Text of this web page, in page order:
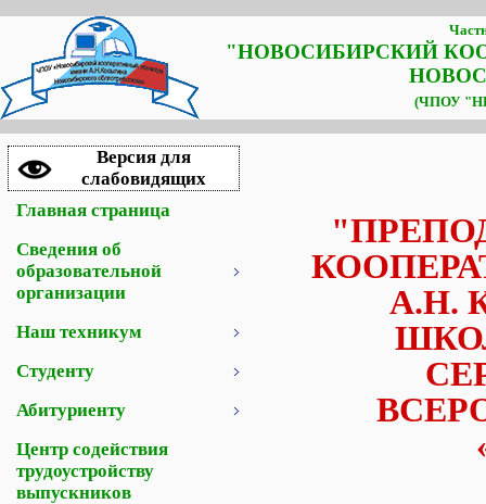
"НОВОСИБИРСКИЙ
(ЧПОУ
Версия для
слабовидящих
Главная страница
Сведения об
образовательной
организации
Наш техникум
Студенту
Абитуриенту
Центр содействия
трудоустройству
выпускников
А.Н.